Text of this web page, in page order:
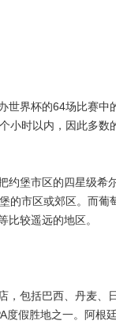
界杯的64场比赛中
小时以内，因此多数
堡市区的四星级希
的市区或郊区。而葡
较遥远的地区。
包括巴西、丹麦、
度假胜地之一。阿根廷